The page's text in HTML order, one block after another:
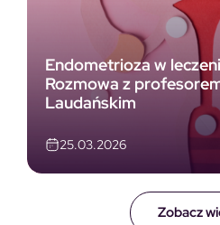
Zobacz
Endometrioza w
Rozmowa z
Laudańskim
25.03.2026